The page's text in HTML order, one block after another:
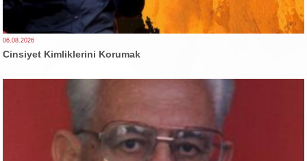
06.08.2026
Cinsiyet Kimliklerini Korumak